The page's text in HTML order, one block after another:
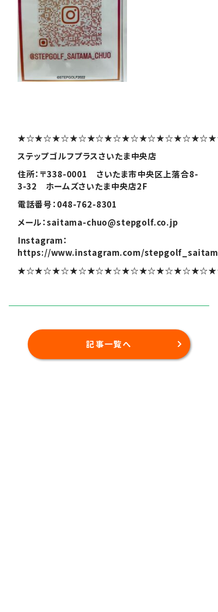
ステップゴルフプラスさいたま中央店
住所：〒338-0001 さいたま市中央区上落合8-
3-32 ホームズさいたま中央店2F
電話番号：048-762-8301
メール：saitama-chuo@stepgolf.co.jp
Instagram：
https://www.instagram.com/
記事一覧へ